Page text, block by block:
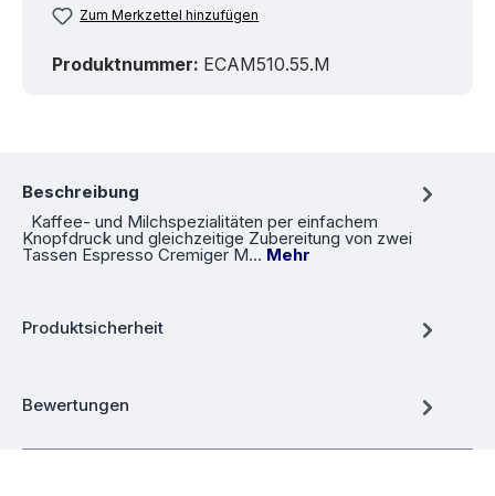
Zum Merkzettel hinzufügen
Produktnummer: ECAM510.55.M
Beschreibung
Kaffee- und Milchspezialitäten per einfachem
Knopfdruck und gleichzeitige Zubereitung von zwei
Tassen Espresso Cremiger M… Mehr
Produktsicherheit
Bewertungen